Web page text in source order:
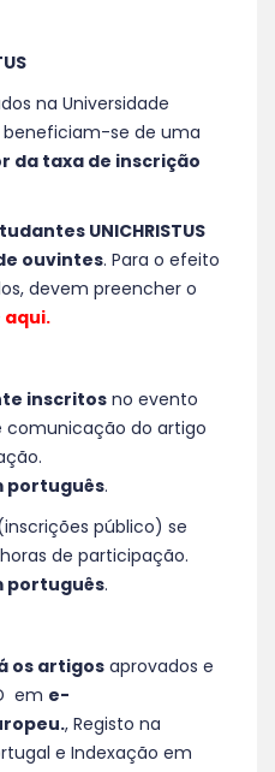
na Universidade
beneficiam-se de uma
da taxa de inscrição
UNICHRISTUS
ouvintes. Para o efeito
devem preencher o
aqui.
inscritos no evento
do artigo
português.
público) se
de participação.
português.
os artigos aprovados e
em e-
, Registo na
e Indexação em